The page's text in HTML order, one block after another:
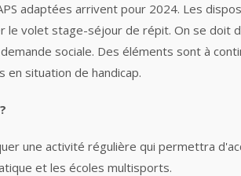
adaptées arrivent pour 2024. Les
le volet stage-séjour de répit. On se doit
sociale. Des éléments sont à
situation de handicap.
une activité régulière qui permettra
et les écoles multisports.